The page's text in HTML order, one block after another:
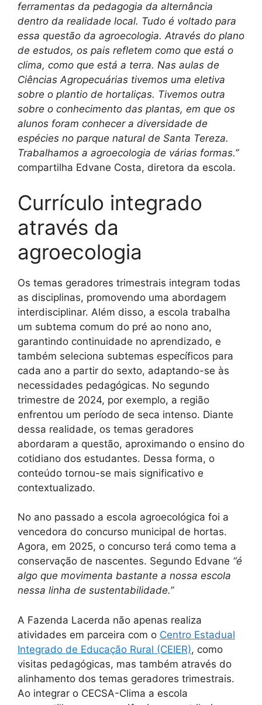
ferramentas da pedagogia da alternância
dentro da realidade local. Tudo é voltado para
essa questão da agroecologia. Através do plano
de estudos, os pais refletem como que está o
clima, como que está a terra. Nas aulas de
Ciências Agropecuárias tivemos uma eletiva
sobre o plantio de hortaliças. Tivemos outra
sobre o conhecimento das plantas, em que os
alunos foram conhecer a diversidade de
espécies no parque natural de Santa Tereza.
Trabalhamos a agroecologia de várias formas.”
compartilha Edvane Costa, diretora da escola.
Currículo integrado
através da
agroecologia
Os temas geradores trimestrais integram todas
as disciplinas, promovendo uma abordagem
interdisciplinar. Além disso, a escola trabalha
um subtema comum do pré ao nono ano,
garantindo continuidade no aprendizado, e
também seleciona subtemas específicos para
cada ano a partir do sexto, adaptando-se às
necessidades pedagógicas. No segundo
trimestre de 2024, por exemplo, a região
enfrentou um período de seca intenso. Diante
dessa realidade, os temas geradores
abordaram a questão, aproximando o ensino do
cotidiano dos estudantes. Dessa forma, o
conteúdo tornou-se mais significativo e
contextualizado.
No ano passado a escola agroecológica foi a
vencedora do concurso municipal de hortas.
Agora, em 2025, o concurso terá como tema a
conservação de nascentes. Segundo Edvane “é
algo que movimenta bastante a nossa escola
nessa linha de sustentabilidade.”
A Fazenda Lacerda não apenas realiza
atividades em parceira com o Centro Estadual
Integrado de Educação Rural (CEIER), como
visitas pedagógicas, mas também através do
alinhamento dos temas geradores trimestrais.
Ao integrar o CECSA-Clima a escola